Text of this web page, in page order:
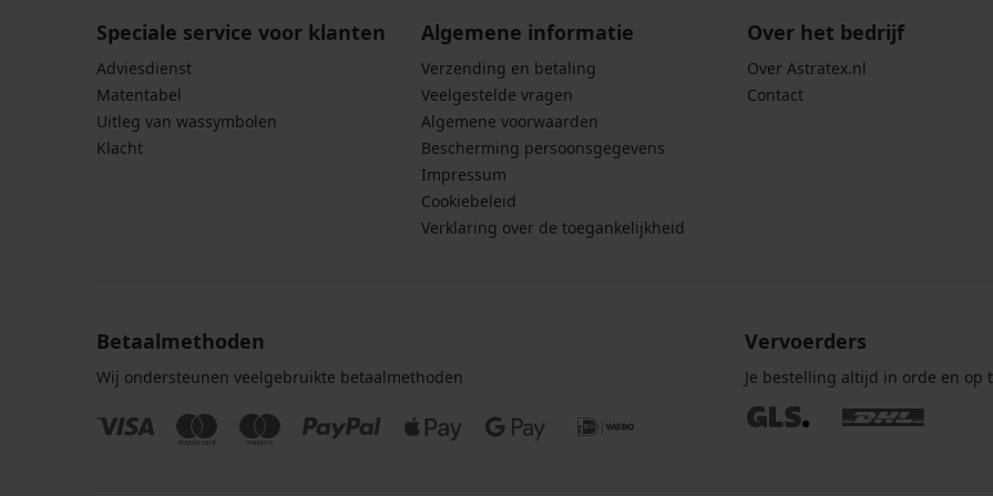
Speciale service voor klanten
Adviesdienst
Matentabel
Uitleg van wassymbolen
Klacht
Algemene informatie
Verzending en betaling
Veelgestelde vragen
Algemene voorwaarden
Bescherming persoonsgegevens
Impressum
Cookiebeleid
Verklaring over de toegankelijkheid
Over het bedrijf
Over Astratex.nl
Contact
Betaalmethoden
Wij ondersteunen veelgebruikte betaalmethoden
Vervoerders
Je bestelling altijd in orde en op